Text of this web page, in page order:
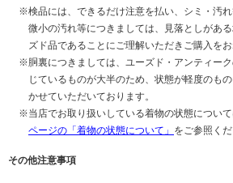
検品には、できるだけ注意を払い、シミ・汚れ
微小の汚れ等につきましては、見落としがあ
ズド品であることにご理解いただきご購入をお
胴裏につきましては、ユーズド・アンティー
じているものが大半のため、状態が軽度のも
かせていただいております。
当店でお取り扱いしている着物の状態について
ページの「着物の状態について」 をご参照くだ
その他注意事項